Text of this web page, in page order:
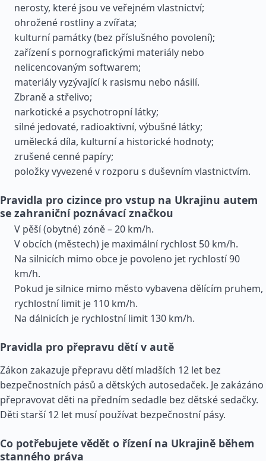
nerosty, které jsou ve veřejném vlastnictví;
ohrožené rostliny a zvířata;
kulturní památky (bez příslušného povolení);
zařízení s pornografickými materiály nebo
nelicencovaným softwarem;
materiály vyzývající k rasismu nebo násilí.
Zbraně a střelivo;
narkotické a psychotropní látky;
silné jedovaté, radioaktivní, výbušné látky;
umělecká díla, kulturní a historické hodnoty;
zrušené cenné papíry;
položky vyvezené v rozporu s duševním vlastnictvím.
Pravidla pro cizince pro vstup na Ukrajinu autem
se zahraniční poznávací značkou
V pěší (obytné) zóně – 20 km/h.
V obcích (městech) je maximální rychlost 50 km/h.
Na silnicích mimo obce je povoleno jet rychlostí 90
km/h.
Pokud je silnice mimo město vybavena dělícím pruhem,
rychlostní limit je 110 km/h.
Na dálnicích je rychlostní limit 130 km/h.
Pravidla pro přepravu dětí v autě
Zákon zakazuje přepravu dětí mladších 12 let bez
bezpečnostních pásů a dětských autosedaček. Je zakázáno
přepravovat děti na předním sedadle bez dětské sedačky.
Děti starší 12 let musí používat bezpečnostní pásy.
Co potřebujete vědět o řízení na Ukrajině během
stanného práva